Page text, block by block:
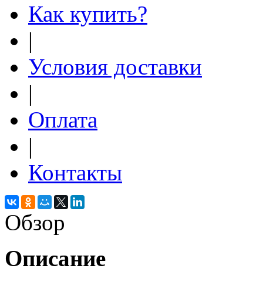
Как купить?
|
Условия доставки
|
Оплата
|
Контакты
Обзор
Описание